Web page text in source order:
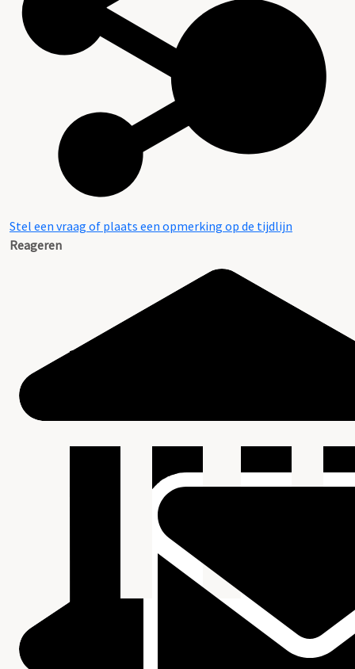
Stel een vraag of plaats een opmerking op de tijdlijn
Reageren